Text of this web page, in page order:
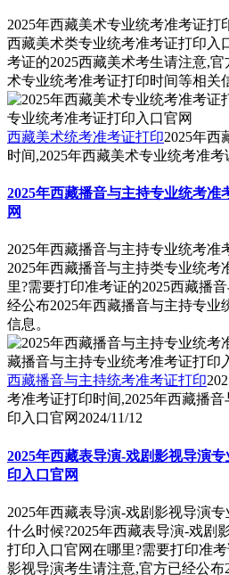
2025年西藏美术专业统考准考证打
西藏美术类专业统考准考证打印入
考证的2025西藏美术考生请注意,
术专业统考准考证打印时间等相关
西藏美术统考准考证打印2025年西
时间,2025年西藏美术专业统考准考
2025年西藏播音与主持专业统考准
网
2025年西藏播音与主持专业统考准
2025年西藏播音与主持类专业统考
里?需要打印准考证的2025西藏播
经公布2025年西藏播音与主持专业
信息。
西藏播音与主持统考准考证打印
考准考证打印时间,2025年西藏播
印入口官网 2024/11/12
2025年西藏表导演-戏剧影视导演
印入口官网
2025年西藏表导演-戏剧影视导演
什么时候?2025年西藏表导演-戏剧
打印入口官网在哪里?需要打印准
影视导演考生请注意,官方已经公布